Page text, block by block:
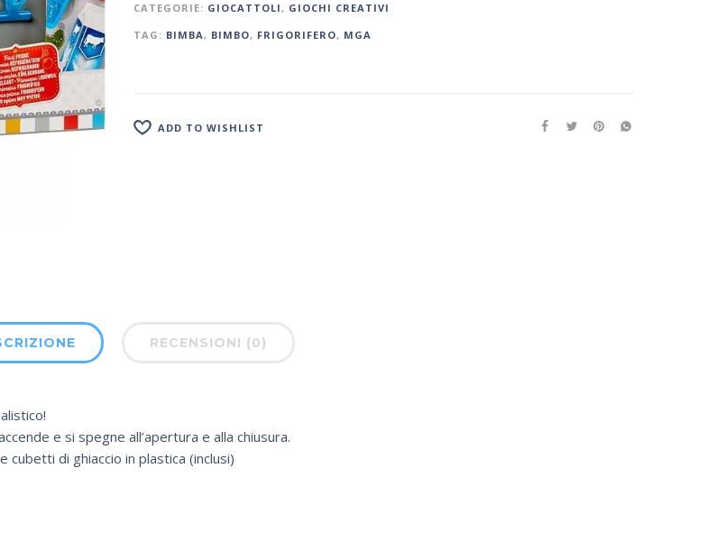
CATEGORIE: GIOCATTOLI, GIOCHI CREATIVI
TAG: BIMBA, BIMBO, FRIGORIFERO, MGA
ADD TO WISHLIST
RECENSIONI (0)
e si spegne all’apertura e alla chiusura.
di ghiaccio in plastica (inclusi)